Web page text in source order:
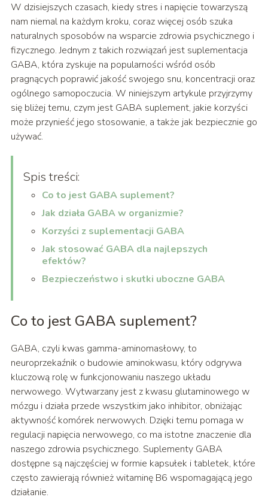
W dzisiejszych czasach, kiedy stres i napięcie towarzyszą
nam niemal na każdym kroku, coraz więcej osób szuka
naturalnych sposobów na wsparcie zdrowia psychicznego i
fizycznego. Jednym z takich rozwiązań jest suplementacja
GABA, która zyskuje na popularności wśród osób
pragnących poprawić jakość swojego snu, koncentracji oraz
ogólnego samopoczucia. W niniejszym artykule przyjrzymy
się bliżej temu, czym jest GABA suplement, jakie korzyści
może przynieść jego stosowanie, a także jak bezpiecznie go
używać.
Spis treści:
Co to jest GABA suplement?
Jak działa GABA w organizmie?
Korzyści z suplementacji GABA
Jak stosować GABA dla najlepszych
efektów?
Bezpieczeństwo i skutki uboczne GABA
Co to jest GABA suplement?
GABA, czyli kwas gamma-aminomasłowy, to
neuroprzekaźnik o budowie aminokwasu, który odgrywa
kluczową rolę w funkcjonowaniu naszego układu
nerwowego. Wytwarzany jest z kwasu glutaminowego w
mózgu i działa przede wszystkim jako inhibitor, obniżając
aktywność komórek nerwowych. Dzięki temu pomaga w
regulacji napięcia nerwowego, co ma istotne znaczenie dla
naszego zdrowia psychicznego. Suplementy GABA
dostępne są najczęściej w formie kapsułek i tabletek, które
często zawierają również witaminę B6 wspomagającą jego
działanie.